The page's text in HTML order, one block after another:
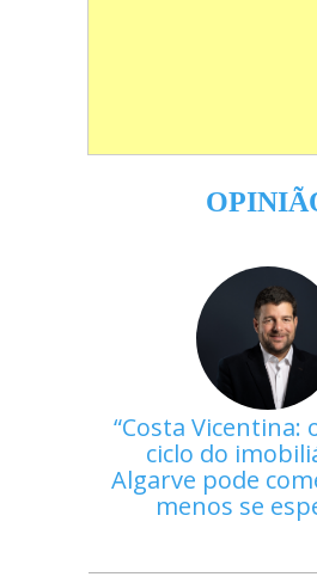
Costa Vicentina:
ciclo do
Algarve pode
menos se